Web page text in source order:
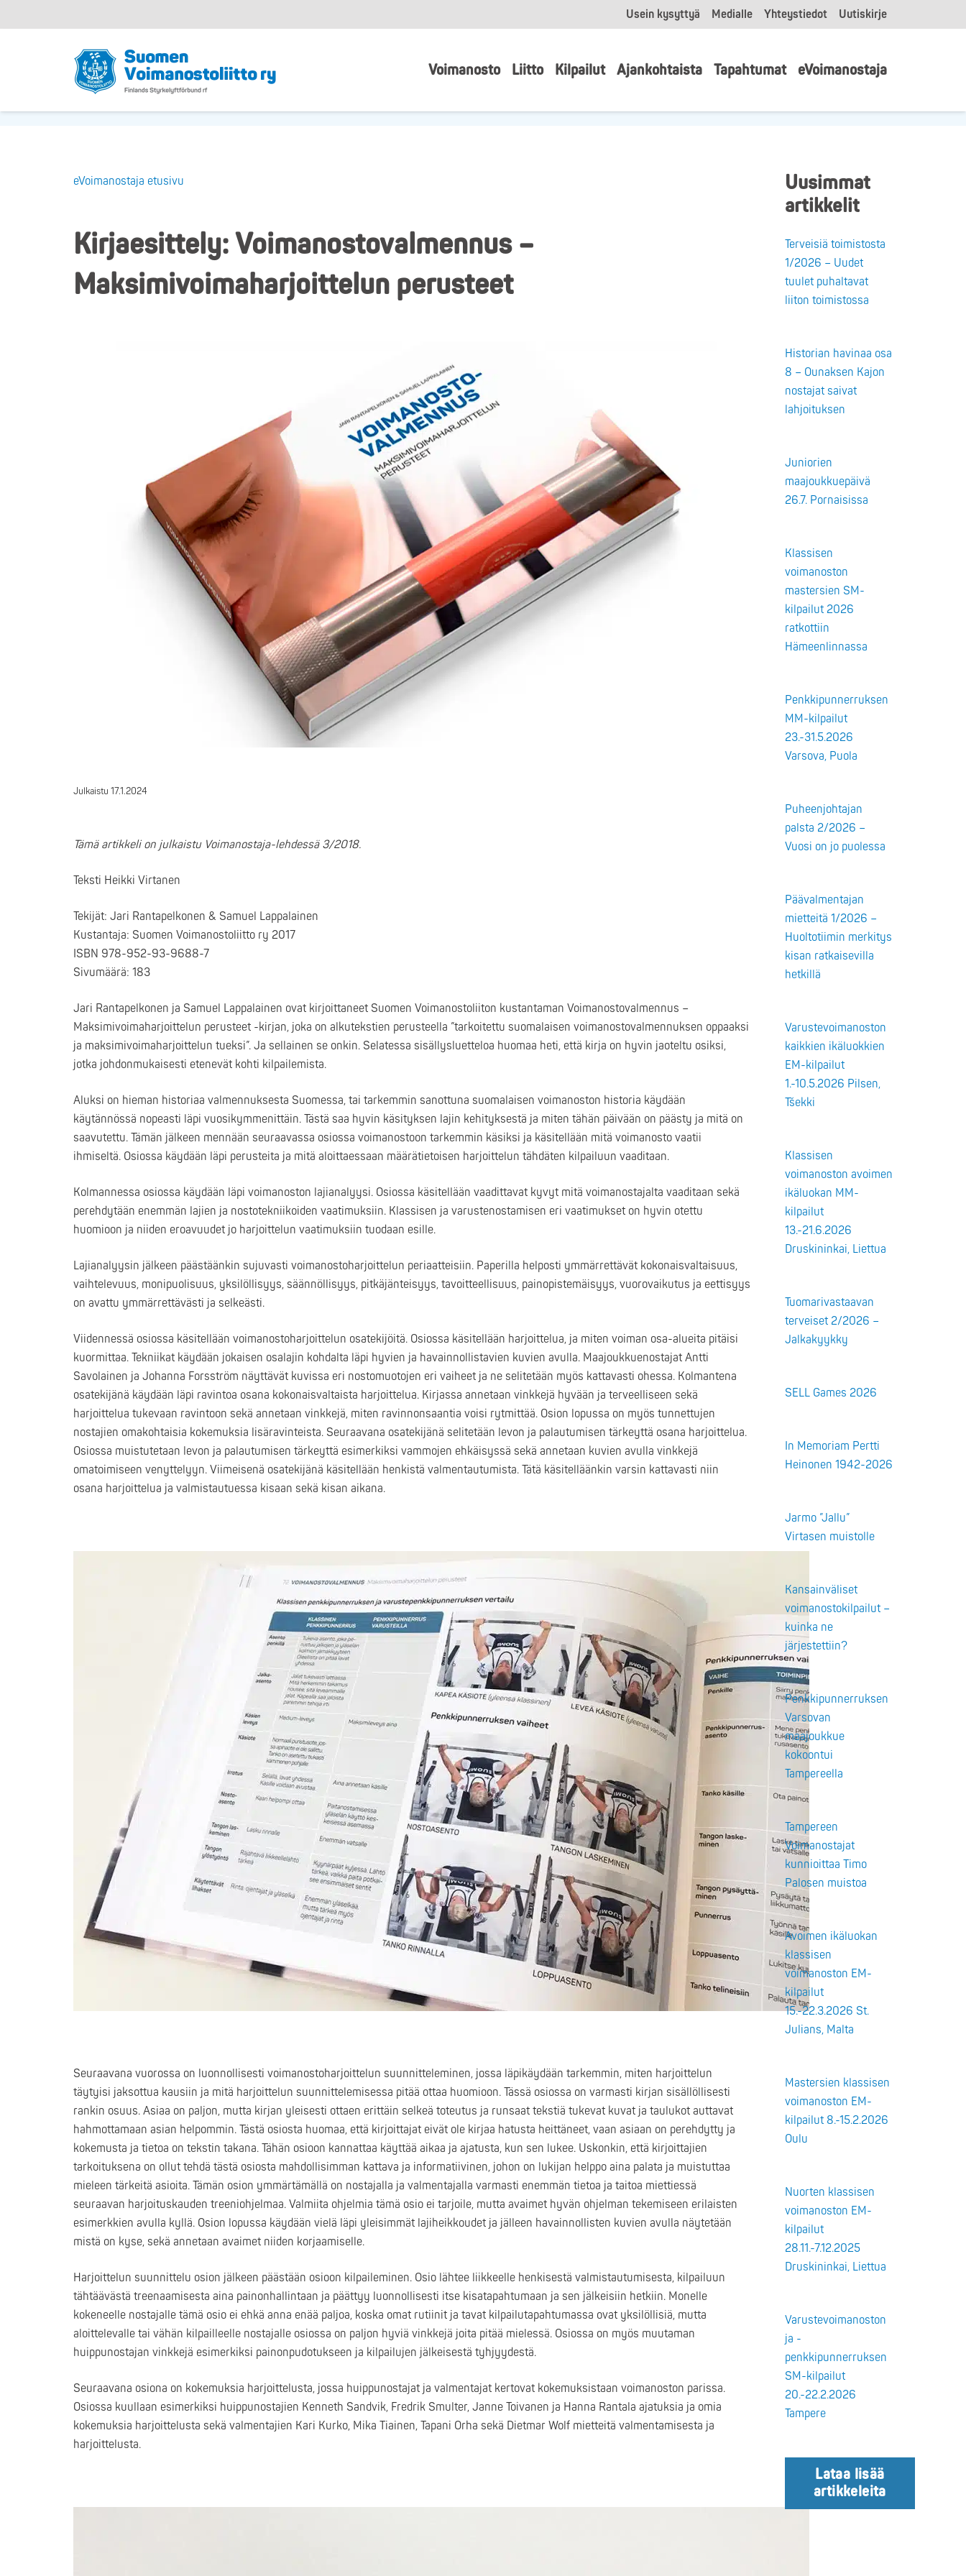
Usein kysyttyä Medialle Yhteystiedot Uutiskirje
Voimanosto Liitto Kilpailut Ajankohtaista Tapahtumat eVoimanostaja
eVoimanostaja etusivu
Kirjaesittely: Voimanostovalmennus –
Maksimivoimaharjoittelun perusteet
Julkaistu 17.1.2024
Tämä artikkeli on julkaistu Voimanostaja-lehdessä 3/2018.
Teksti Heikki Virtanen
Tekijät: Jari Rantapelkonen & Samuel Lappalainen
Kustantaja: Suomen Voimanostoliitto ry 2017
ISBN 978-952-93-9688-7
Sivumäärä: 183
Jari Rantapelkonen ja Samuel Lappalainen ovat kirjoittaneet Suomen Voimanostoliiton kustantaman Voimanostovalmennus –
Maksimivoimaharjoittelun perusteet -kirjan, joka on alkutekstien perusteella ”tarkoitettu suomalaisen voimanostovalmennuksen oppaaksi
ja maksimivoimaharjoittelun tueksi”. Ja sellainen se onkin. Selatessa sisällysluetteloa huomaa heti, että kirja on hyvin jaoteltu osiksi,
jotka johdonmukaisesti etenevät kohti kilpailemista.
Aluksi on hieman historiaa valmennuksesta Suomessa, tai tarkemmin sanottuna suomalaisen voimanoston historia käydään
käytännössä nopeasti läpi vuosikymmenittäin. Tästä saa hyvin käsityksen lajin kehityksestä ja miten tähän päivään on päästy ja mitä on
saavutettu. Tämän jälkeen mennään seuraavassa osiossa voimanostoon tarkemmin käsiksi ja käsitellään mitä voimanosto vaatii
ihmiseltä. Osiossa käydään läpi perusteita ja mitä aloittaessaan määrätietoisen harjoittelun tähdäten kilpailuun vaaditaan.
Kolmannessa osiossa käydään läpi voimanoston lajianalyysi. Osiossa käsitellään vaadittavat kyvyt mitä voimanostajalta vaaditaan sekä
perehdytään enemmän lajien ja nostotekniikoiden vaatimuksiin. Klassisen ja varustenostamisen eri vaatimukset on hyvin otettu
huomioon ja niiden eroavuudet jo harjoittelun vaatimuksiin tuodaan esille.
Lajianalyysin jälkeen päästäänkin sujuvasti voimanostoharjoittelun periaatteisiin. Paperilla helposti ymmärrettävät kokonaisvaltaisuus,
vaihtelevuus, monipuolisuus, yksilöllisyys, säännöllisyys, pitkäjänteisyys, tavoitteellisuus, painopistemäisyys, vuorovaikutus ja eettisyys
on avattu ymmärrettävästi ja selkeästi.
Viidennessä osiossa käsitellään voimanostoharjoittelun osatekijöitä. Osiossa käsitellään harjoittelua, ja miten voiman osa-alueita pitäisi
kuormittaa. Tekniikat käydään jokaisen osalajin kohdalta läpi hyvien ja havainnollistavien kuvien avulla. Maajoukkuenostajat Antti
Savolainen ja Johanna Forsström näyttävät kuvissa eri nostomuotojen eri vaiheet ja ne selitetään myös kattavasti ohessa. Kolmantena
osatekijänä käydään läpi ravintoa osana kokonaisvaltaista harjoittelua. Kirjassa annetaan vinkkejä hyvään ja terveelliseen sekä
harjoittelua tukevaan ravintoon sekä annetaan vinkkejä, miten ravinnonsaantia voisi rytmittää. Osion lopussa on myös tunnettujen
nostajien omakohtaisia kokemuksia lisäravinteista. Seuraavana osatekijänä selitetään levon ja palautumisen tärkeyttä osana harjoittelua.
Osiossa muistutetaan levon ja palautumisen tärkeyttä esimerkiksi vammojen ehkäisyssä sekä annetaan kuvien avulla vinkkejä
omatoimiseen venyttelyyn. Viimeisenä osatekijänä käsitellään henkistä valmentautumista. Tätä käsitelläänkin varsin kattavasti niin
osana harjoittelua ja valmistautuessa kisaan sekä kisan aikana.
Seuraavana vuorossa on luonnollisesti voimanostoharjoittelun suunnitteleminen, jossa läpikäydään tarkemmin, miten harjoittelun
täytyisi jaksottua kausiin ja mitä harjoittelun suunnittelemisessa pitää ottaa huomioon. Tässä osiossa on varmasti kirjan sisällöllisesti
rankin osuus. Asiaa on paljon, mutta kirjan yleisesti ottaen erittäin selkeä toteutus ja runsaat tekstiä tukevat kuvat ja taulukot auttavat
hahmottamaan asian helpommin. Tästä osiosta huomaa, että kirjoittajat eivät ole kirjaa hatusta heittäneet, vaan asiaan on perehdytty ja
kokemusta ja tietoa on tekstin takana. Tähän osioon kannattaa käyttää aikaa ja ajatusta, kun sen lukee. Uskonkin, että kirjoittajien
tarkoituksena on ollut tehdä tästä osiosta mahdollisimman kattava ja informatiivinen, johon on lukijan helppo aina palata ja muistuttaa
mieleen tärkeitä asioita. Tämän osion ymmärtämällä on nostajalla ja valmentajalla varmasti enemmän tietoa ja taitoa miettiessä
seuraavan harjoituskauden treeniohjelmaa. Valmiita ohjelmia tämä osio ei tarjoile, mutta avaimet hyvän ohjelman tekemiseen erilaisten
esimerkkien avulla kyllä. Osion lopussa käydään vielä läpi yleisimmät lajiheikkoudet ja jälleen havainnollisten kuvien avulla näytetään
mistä on kyse, sekä annetaan avaimet niiden korjaamiselle.
Harjoittelun suunnittelu osion jälkeen päästään osioon kilpaileminen. Osio lähtee liikkeelle henkisestä valmistautumisesta, kilpailuun
tähtäävästä treenaamisesta aina painonhallintaan ja päättyy luonnollisesti itse kisatapahtumaan ja sen jälkeisiin hetkiin. Monelle
kokeneelle nostajalle tämä osio ei ehkä anna enää paljoa, koska omat rutiinit ja tavat kilpailutapahtumassa ovat yksilöllisiä, mutta
aloittelevalle tai vähän kilpailleelle nostajalle osiossa on paljon hyviä vinkkejä joita pitää mielessä. Osiossa on myös muutaman
huippunostajan vinkkejä esimerkiksi painonpudotukseen ja kilpailujen jälkeisestä tyhjyydestä.
Seuraavana osiona on kokemuksia harjoittelusta, jossa huippunostajat ja valmentajat kertovat kokemuksistaan voimanoston parissa.
Osiossa kuullaan esimerkiksi huippunostajien Kenneth Sandvik, Fredrik Smulter, Janne Toivanen ja Hanna Rantala ajatuksia ja omia
kokemuksia harjoittelusta sekä valmentajien Kari Kurko, Mika Tiainen, Tapani Orha sekä Dietmar Wolf mietteitä valmentamisesta ja
harjoittelusta.
Uusimmat
artikkelit
Terveisiä toimistosta
1/2026 – Uudet
tuulet puhaltavat
liiton toimistossa
Historian havinaa osa
8 – Ounaksen Kajon
nostajat saivat
lahjoituksen
Juniorien
maajoukkuepäivä
26.7. Pornaisissa
Klassisen
voimanoston
mastersien SM-
kilpailut 2026
ratkottiin
Hämeenlinnassa
Penkkipunnerruksen
MM-kilpailut
23.-31.5.2026
Varsova, Puola
Puheenjohtajan
palsta 2/2026 –
Vuosi on jo puolessa
Päävalmentajan
mietteitä 1/2026 –
Huoltotiimin merkitys
kisan ratkaisevilla
hetkillä
Varustevoimanoston
kaikkien ikäluokkien
EM-kilpailut
1.-10.5.2026 Pilsen,
Tšekki
Klassisen
voimanoston avoimen
ikäluokan MM-
kilpailut
13.-21.6.2026
Druskininkai, Liettua
Tuomarivastaavan
terveiset 2/2026 –
Jalkakyykky
SELL Games 2026
In Memoriam Pertti
Heinonen 1942-2026
Jarmo ”Jallu”
Virtasen muistolle
Kansainväliset
voimanostokilpailut –
kuinka ne
järjestettiin?
Penkkipunnerruksen
Varsovan
maajoukkue
kokoontui
Tampereella
Tampereen
Voimanostajat
kunnioittaa Timo
Palosen muistoa
Avoimen ikäluokan
klassisen
voimanoston EM-
kilpailut
15.-22.3.2026 St.
Julians, Malta
Mastersien klassisen
voimanoston EM-
kilpailut 8.-15.2.2026
Oulu
Nuorten klassisen
voimanoston EM-
kilpailut
28.11.-7.12.2025
Druskininkai, Liettua
Varustevoimanoston
ja -
penkkipunnerruksen
SM-kilpailut
20.-22.2.2026
Tampere
Lataa lisää
artikkeleita